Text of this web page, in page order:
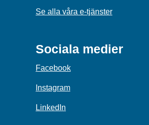
Se alla våra e-tjänster
Sociala medier
Facebook
Instagram
LinkedIn